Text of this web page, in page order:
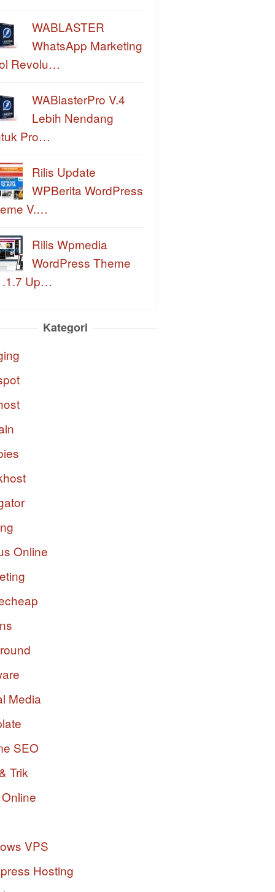
WABLASTER
WhatsApp Marketing
Revolu…
WABlasterPro V.4
Lebih Nendang
Pro…
Rilis Update
WPBerita WordPress
V.…
Rilis Wpmedia
WordPress Theme
Up…
Kategori
Online
Media
SEO
Trik
VPS
Hosting